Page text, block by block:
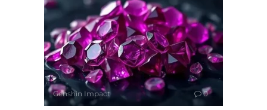
Genshin Impact 0